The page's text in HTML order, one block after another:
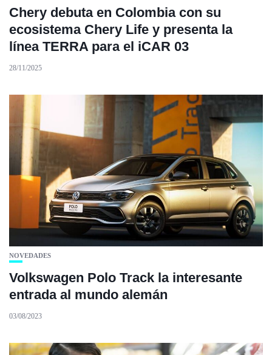
Chery debuta en Colombia con su
ecosistema Chery Life y presenta la
línea TERRA para el iCAR 03
28/11/2025
NOVEDADES
Volkswagen Polo Track la interesante
entrada al mundo alemán
03/08/2023